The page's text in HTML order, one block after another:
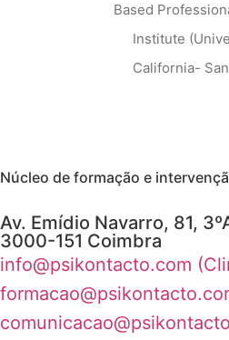
Based
Institute
California-
Núcleo de formação e
Av. Emídio Navarro, 81,
3000-151 Coimbra
info@psikontacto.com